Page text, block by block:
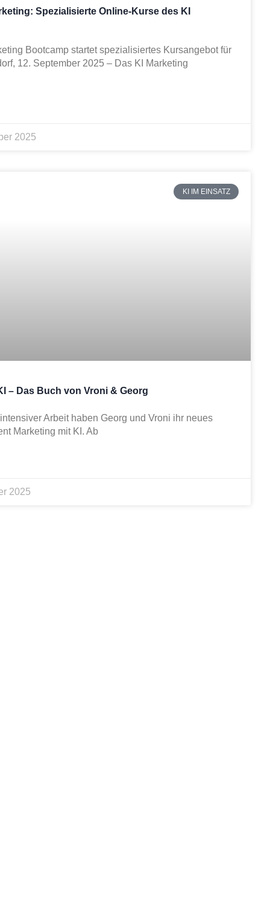
Spezialisierte Online-Kurse des KI
Bootcamp startet spezialisiertes Kursangebot für
12. September 2025 – Das KI Marketing
2025
KI IM EINSATZ
– Das Buch von Vroni & Georg
Arbeit haben Georg und Vroni ihr neues
Marketing mit KI. Ab
2025